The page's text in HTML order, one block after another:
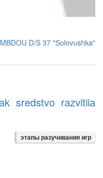
MBDOU D/S 37 "Solovushka"
sredstvo razvitiia
этапы разучивания игр